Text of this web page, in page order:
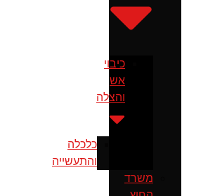
כיבוי
אש
והצלה
כלכלה
והתעשייה
משרד